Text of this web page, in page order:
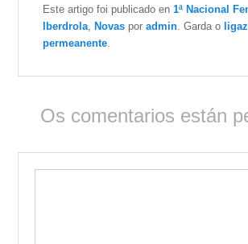
Este artigo foi publicado en1ª Nacional
Iberdrola
Novas poradmin . Garda o
permeanente
Os comentarios están